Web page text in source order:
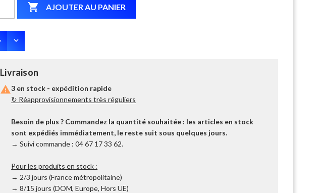
 AJOUTER AU PANIER
Livraison
3 en stock - expédition rapide
↻ Réapprovisionnements très réguliers
Besoin de plus ? Commandez la quantité souhaitée : les articles en stock
sont expédiés immédiatement, le reste suit sous quelques jours.
→ Suivi commande : 04 67 17 33 62.
Pour les produits en stock :
→ 2/3 jours (France métropolitaine)
→ 8/15 jours (DOM, Europe, Hors UE)